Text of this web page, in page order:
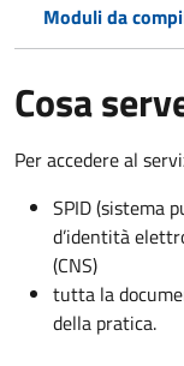
Moduli da
Cosa
Per accedere al
SPID (sistema
d’identità
(CNS)
tutta la
della pratica.